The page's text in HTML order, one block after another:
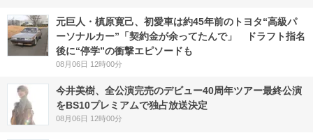
元巨人・槙原寛己、初愛車は約45年前のトヨタ“高級パ
ーソナルカー”「契約金が余ってたんで」 ドラフト指名
後に“停学”の衝撃エピソードも
08月06日 12時00分
今井美樹、全公演完売のデビュー40周年ツアー最終公演
をBS10プレミアムで独占放送決定
08月06日 12時00分